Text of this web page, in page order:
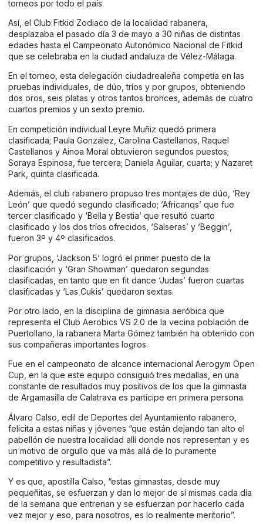
torneos por todo el país.
Así, el Club Fitkid Zodiaco de la localidad rabanera,
desplazaba el pasado día 3 de mayo a 30 niñas de distintas
edades hasta el Campeonato Autonómico Nacional de Fitkid
que se celebraba en la ciudad andaluza de Vélez-Málaga.
En el torneo, esta delegación ciudadrealeña competía en las
pruebas individuales, de dúo, tríos y por grupos, obteniendo
dos oros, seis platas y otros tantos bronces, además de cuatro
cuartos premios y un sexto premio.
En competición individual Leyre Muñiz quedó primera
clasificada; Paula González, Carolina Castellanos, Raquel
Castellanos y Ainoa Moral obtuvieron segundos puestos;
Soraya Espinosa, fue tercera; Daniela Aguilar, cuarta; y Nazaret
Park, quinta clasificada.
Además, el club rabanero propuso tres montajes de dúo, ‘Rey
León’ que quedó segundo clasificado; ‘Africanqs’ que fue
tercer clasificado y ‘Bella y Bestia’ que resultó cuarto
clasificado y los dos tríos ofrecidos, ‘Salseras’ y ‘Beggin’,
fueron 3º y 4º clasificados.
Por grupos, ‘Jackson 5’ logró el primer puesto de la
clasificación y ‘Gran Showman’ quedaron segundas
clasificadas, en tanto que en fit dance ‘Judas’ fueron cuartas
clasificadas y ‘Las Cukis’ quedaron sextas.
Por otro lado, en la disciplina de gimnasia aeróbica que
representa el Club Aerobics VS 2.0 de la vecina población de
Puertollano, la rabanera Marta Gómez también ha obtenido con
sus compañeras importantes logros.
Fue en el campeonato de alcance internacional Aerogym Open
Cup, en la que este equipo consiguió tres medallas, en una
constante de resultados muy positivos de los que la gimnasta
de Argamasilla de Calatrava es partícipe en primera persona.
Álvaro Calso, edil de Deportes del Ayuntamiento rabanero,
felicita a estas niñas y jóvenes “que están dejando tan alto el
pabellón de nuestra localidad allí donde nos representan y es
un motivo de orgullo que va más allá de lo puramente
competitivo y resultadista”.
Y es que, apostilla Calso, “estas gimnastas, desde muy
pequeñitas, se esfuerzan y dan lo mejor de sí mismas cada día
de la semana que entrenan y se esfuerzan por hacerlo cada
vez mejor y eso, para nosotros, es lo realmente meritorio”.